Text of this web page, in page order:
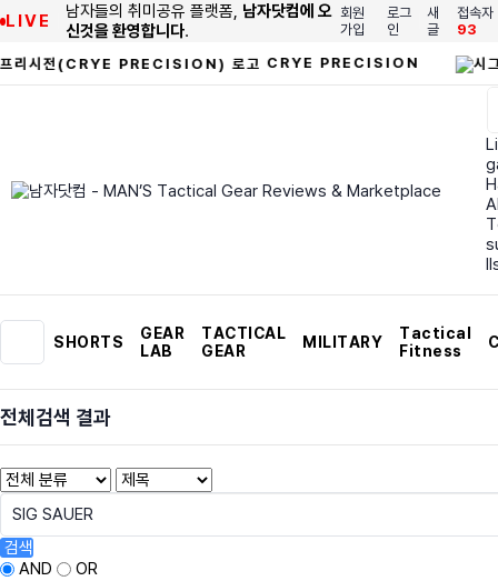
LIVE 남자들의 취미공유 플랫폼, 남자닷컴에 오
신것을 환영합니다.
회원
가입
로그
인
새
글
접속자
93
CRYE PRECISION
SHORTS
GEAR
LAB
TACTICAL
GEAR
MILITARY
Tactical
Fitness
전체검색 결과
검색
AND
OR